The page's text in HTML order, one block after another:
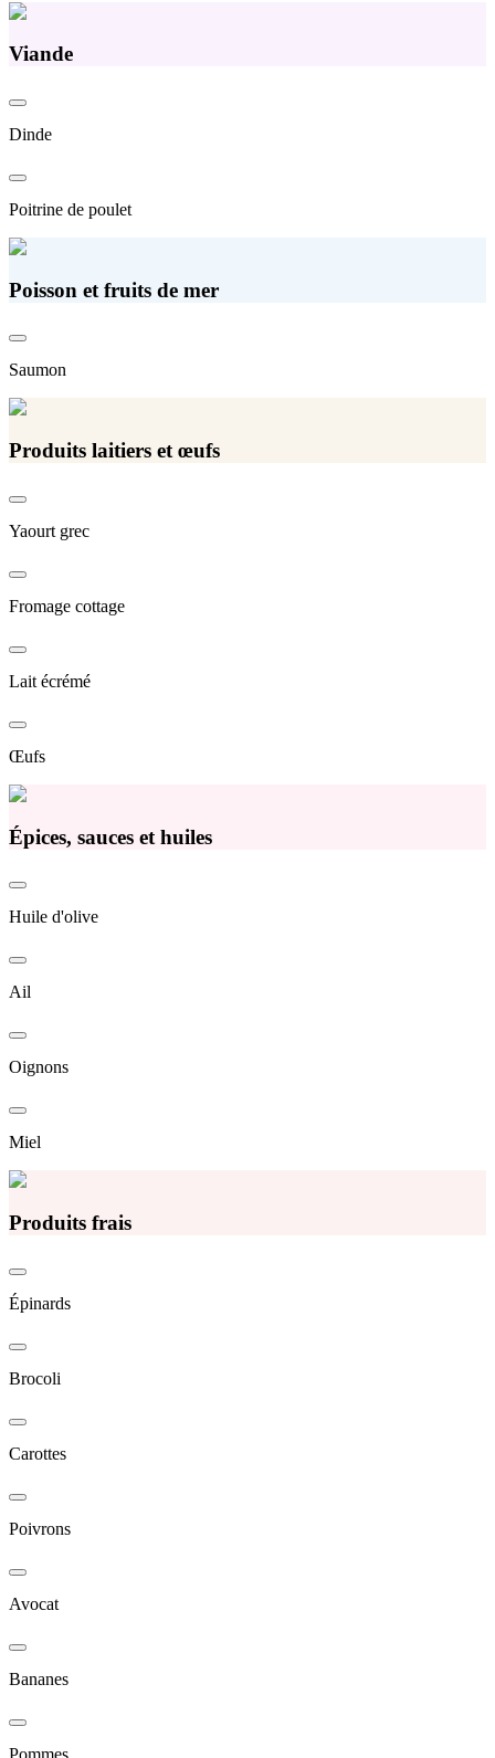
Viande
Dinde
Poitrine de poulet
Poisson et fruits de mer
Saumon
Produits laitiers et œufs
Yaourt grec
Fromage cottage
Lait écrémé
Œufs
Épices, sauces et huiles
Huile d'olive
Ail
Oignons
Miel
Produits frais
Épinards
Brocoli
Carottes
Poivrons
Avocat
Bananes
Pommes